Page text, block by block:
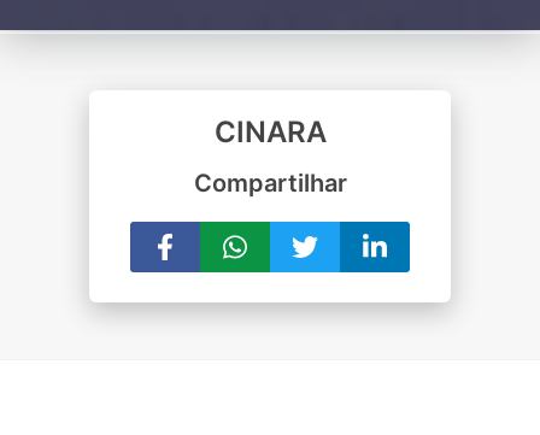
CINARA
Compartilhar